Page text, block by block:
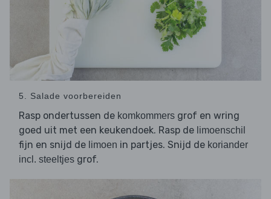
5. Salade voorbereiden
Rasp ondertussen de komkommers grof en wring
goed uit met een keukendoek. Rasp de limoenschil
fijn en snijd de limoen in partjes. Snijd de koriander
incl. steeltjes grof.